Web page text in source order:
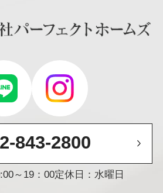
843-2800
～19：00定休日：水曜日